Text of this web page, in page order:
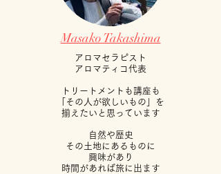
​Masako Takashima
アロマセラピスト
アロマティコ代表
トリートメントも講座も
「その人が欲しいもの」を
​揃えたいと思っています
自然や歴史
その土地にあるもの に
興味があり
​時間があれば旅に出ます